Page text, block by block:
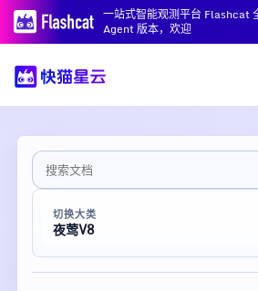
一站式智能观测平台 Flashcat
Agent 版本，欢迎
切换大类
夜莺V8